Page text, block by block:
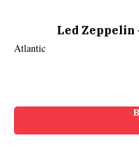
Led Zeppelin
Atlantic